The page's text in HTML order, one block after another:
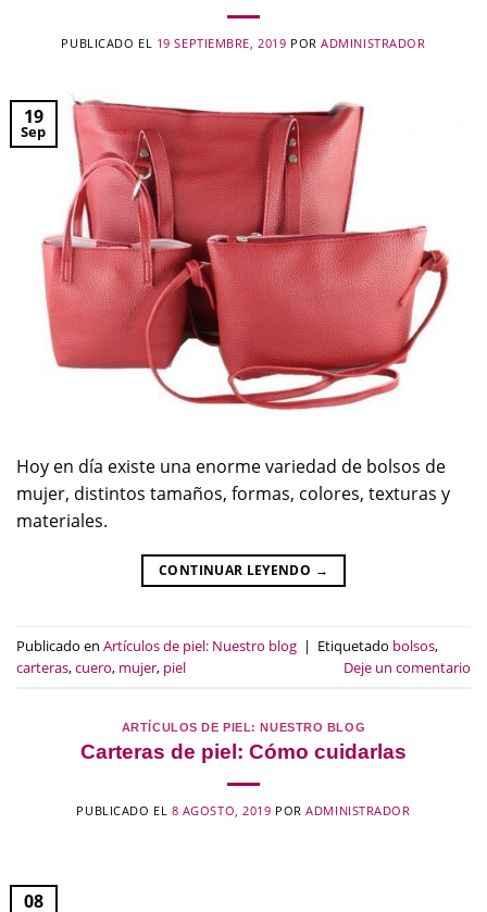
PUBLICADO EL 19 SEPTIEMBRE, 2019 PORADMINISTRADOR
19
Sep
Hoy en día existe una enorme variedad de bolsos de
mujer, distintos tamaños, formas, colores, texturas y
materiales.
CONTINUAR LEYENDO →
Publicado en Artículos de piel: Nuestro blog | Etiquetado bolsos,
carteras,cuero, mujer, piel Deje un comentario
ARTÍCULOS DE PIEL: NUESTRO BLOG
Carteras de piel: Cómo cuidarlas
PUBLICADO EL 8 AGOSTO, 2019 PORADMINISTRADOR
08